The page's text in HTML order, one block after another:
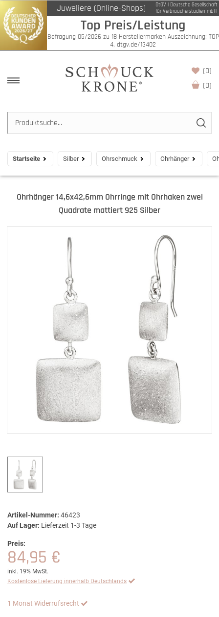
Juweliere (Online-Shops)
DtGV | Deutsche Gesellschaft
für Verbraucherstudien mbH
Top Preis/Leistung
Befragung 05/2026 zu 18 Herstellermarken Auszeichnung: TOP
4, dtgv.de/13402
(0)
(0)
Startseite Silber Ohrschmuck Ohrhänger
Ohrhänger 14,6x42,6mm Ohrringe mit Ohrhaken zwei
Quadrate mattiert 925 Silber
Artikel-Nummer: 46423
Auf Lager: Lieferzeit 1-3 Tage
Preis:
84,95 €
inkl. 19% MwSt.
Kostenlose Lieferung innerhalb Deutschlands
1 Monat Widerrufsrecht